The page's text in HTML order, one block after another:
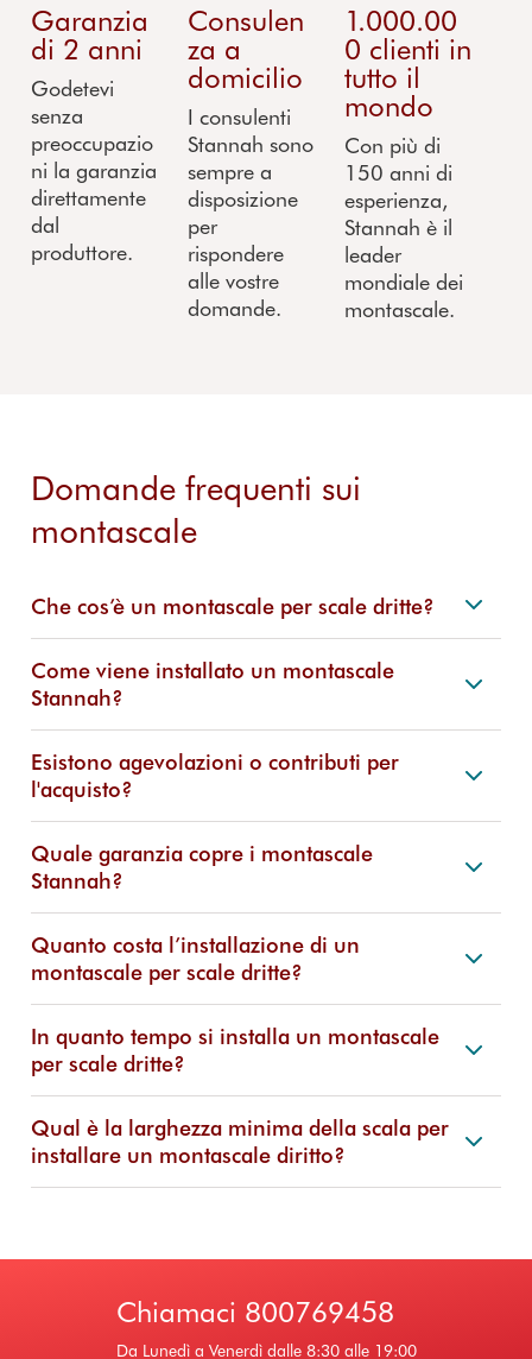
Garanzia
di 2 anni
Godetevi
senza
preoccupazio
ni la garanzia
direttamente
dal
produttore.
Consulen
za a
domicilio
I consulenti
Stannah sono
sempre a
disposizione
per
rispondere
alle vostre
domande.
1.000.00
0 clienti in
tutto il
mondo
Con più di
150 anni di
esperienza,
Stannah è il
leader
mondiale dei
montascale.
Domande frequenti sui
montascale
Che cos’è un montascale per scale dritte?
Come viene installato un montascale
Stannah?
Esistono agevolazioni o contributi per
l'acquisto?
Quale garanzia copre i montascale
Stannah?
Quanto costa l’installazione di un
montascale per scale dritte?
In quanto tempo si installa un montascale
per scale dritte?
Qual è la larghezza minima della scala per
installare un montascale diritto?
Chiamaci 800769458
Da Lunedì a Venerdì dalle 8:30 alle 19:00